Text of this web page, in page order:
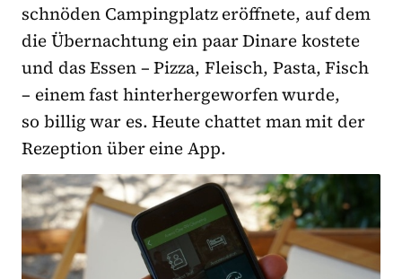
schnöden Campingplatz eröffnete, auf dem
die Übernachtung ein paar Dinare kostete
und das Essen – Pizza, Fleisch, Pasta, Fisch
– einem fast hinterhergeworfen wurde,
so billig war es. Heute chattet man mit der
Rezeption über eine App.